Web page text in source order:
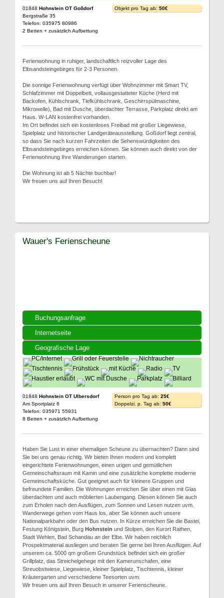
01848 Hohnstein OT Goßdorf
Bergstraße 35
Telefon: 035975 80986
2 Betten + zusätzlich Aufbettung
Objekt pro Tag ab: 50€
Ferienwohnung in ruhiger, landschaftlich reizvoller Lage des
Elbsandsteingebirges für 2-3 Personen.
Die sonnige Ferienwohnung verfügt über Wohnzimmer mit Smart TV,
Schlafzimmer mit Doppelbett, vollausgestatteter Küche (Herd mit
Backofen, Kühlschrank, Tiefkühlschrank, Geschirrspülmaschine,
Mikrowelle), Bad mit Dusche, überdachter Terrasse, Parkplatz direkt am
Haus. W-LAN kostenfrei vorhanden.
Im Ort befindet sich ein kostenloses Freibad mit großer Liegewiese,
Spielplatz und historischer Landgeräteausstellung. Goßdorf liegt zentral,
so dass Sie nach kurzen Fahrzeiten die Sehenswürdigkeiten des
Elbsandsteingebirges erreichen können. Sie können auch direkt von der
Ferienwohnung Ihre Wanderungen starten.
Die Wohnung ist ab 5 Nächte buchbar!
Wir freuen uns auf Ihren Besuch!
Buchungsanfrage
Internetseite
Geografische Lage
Wauer's Ferienscheune
01848 Hohnstein OT Ulbersdorf
Am Sportplatz 6
Telefon: 035971 55931
8 Betten + zusätzlich Aufbettung
Person pro Tag ab: 25€
Doppelzi. p. Tag ab: 50€
Haben Sie Lust in einer ehemaligen Scheune zu übernachten? Dann sind
Sie bei uns genau richtig. Wir bieten Ihnen modern und komplett
eingerichtete Ferienwohnungen, einen urigen und gemütlichen
Gemeinschaftsraum mit Kamin und eine zusätzliche komplette moderne
Gemeinschaftsküche. Gut geeignet auch für kleinere Gruppen und
befreundete Familien. Die Wohnungen erreichen Sie über einen mit Glas
überdachten und auch möblierten Laubengang. Diesen können Sie auch
zum Erholen nach den Ausflügen, zum Sonnen und Lesen nutzen uvm.
Wanderwege gehen vom Haus los, aber Sie können auch unsere
Nationalparkbahn oder den Bus nutzen. In Kürze erreichen Sie die Bastei,
Festung Königstein, Burg Hohnstein und Stolpen, den Kurort Rathen,
Stadt Wehlen, Bad Schandau an der Elbe. Wir haben reichlich
Prospektmaterial ausliegen und beraten Sie gerne bei Ihren Ausflügen. Auf
unserem ca. 5000 qm großem Grundstück befindet sich ein großer
Grillplatz, das Streichelgehege mit den Kamerunschafen, eine
Streuobstwiese, Liegewiese, kleiner Spielplatz, Tischtennis, kleiner
Kräutergarten und verschiedene Teesorten uvm.
Wir freuen uns auf Ihren Besuch in unserer Ferienscheune.